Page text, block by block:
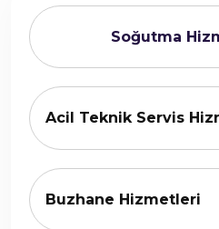
Soğutma
Acil Teknik Servis
Buzhane Hizmetleri